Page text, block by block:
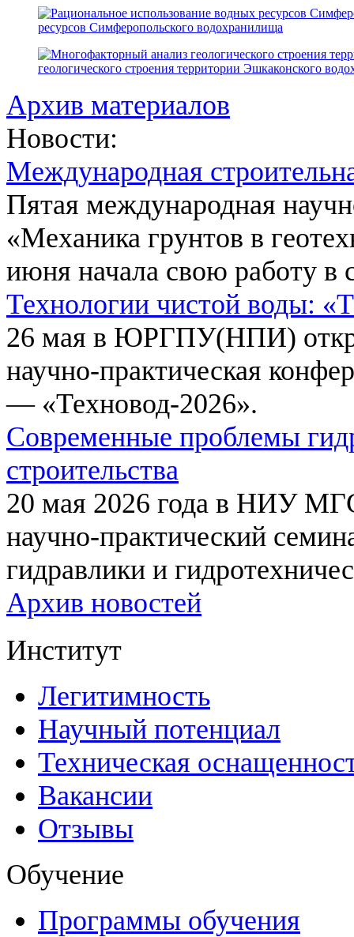
ресурсов Симферопольского водохранилища
геологического строения территории Эшкаконского
Архив материалов
Новости:
Международная
Пятая международная
«Механика грунтов в
июня начала свою работу в
Технологии чистой воды:
26 мая в ЮРГПУ(НПИ)
научно-практическая
— «Техновод-2026».
Современные проблемы
строительства
20 мая 2026 года в НИУ
научно-практический
гидравлики и
Архив новостей
Институт
Легитимность
Научный потенциал
Техническая
Вакансии
Отзывы
Обучение
Программы обучения